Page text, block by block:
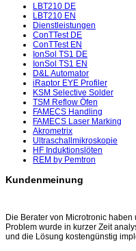
LBT210 DE
LBT210 EN
Dienstleistungen
ConTTest DE
ConTTest EN
IonSol TS1 DE
IonSol TS1 EN
D&L Automator
iRaptor EYE Profiler
KSM Selective Solder
TSM Reflow Öfen
FAMECS Handling
FAMECS Laser Marking
Akrometrix
Ultraschallmikroskopie
HF Induktionslöten
REM by Pemtron
Kundenmeinung
Die Berater von Microtronic
Problem wurde in kurzer Zeit
und die Lösung kostengünstig